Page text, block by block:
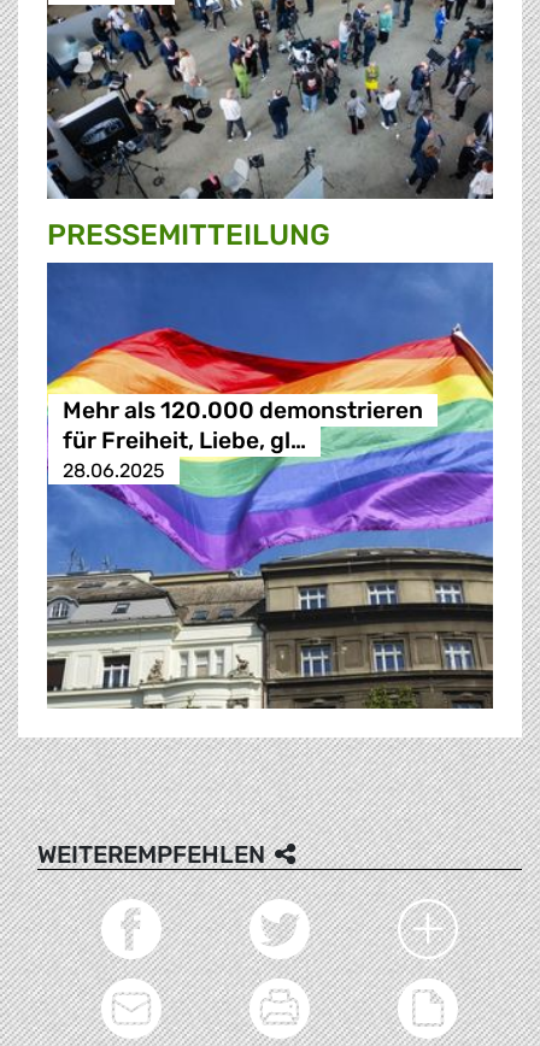
PRESSE­MITTEILUNG
Mehr als 120.000 demonstrieren
für Freiheit, Liebe, gl…
28.06.2025
WEITEREMPFEHLEN